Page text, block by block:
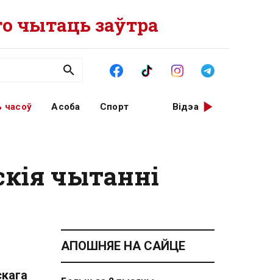
чытаць заўтра
часоў Асоба Спорт Відэа
чытанні
АПОШНЯЕ НА САЙЦЕ